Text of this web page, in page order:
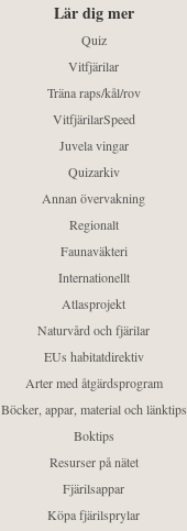
Lär dig mer
Quiz
Vitfjärilar
Träna raps/kål/rov
VitfjärilarSpeed
Juvela vingar
Quizarkiv
Annan övervakning
Regionalt
Faunaväkteri
Internationellt
Atlasprojekt
Naturvård och fjärilar
EUs habitatdirektiv
Arter med åtgärdsprogram
Böcker, appar, material och länktips
Boktips
Resurser på nätet
Fjärilsappar
Köpa fjärilsprylar